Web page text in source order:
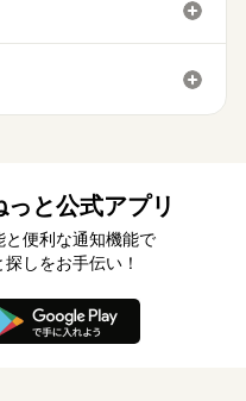
っと公式アプリ
と便利な通知機能で
しをお手伝い！